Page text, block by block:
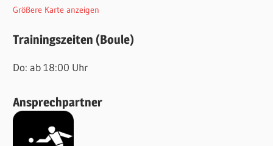
Größere Karte anzeigen
Trainingszeiten (Boule)
Do: ab 18:00 Uhr
Ansprechpartner